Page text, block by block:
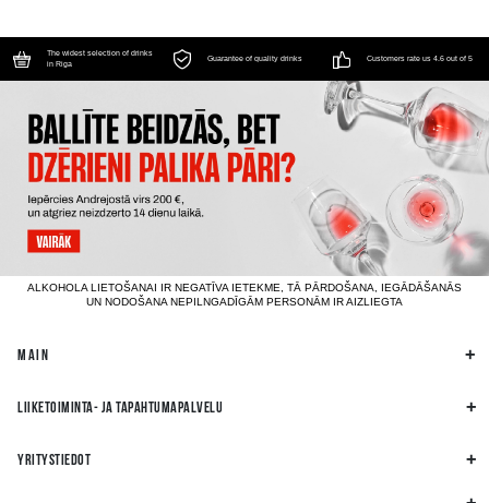
The widest selection of drinks
in Riga
Guarantee of quality drinks Customers rate us 4.6 out of 5
ALKOHOLA LIETOŠANAI IR NEGATĪVA IETEKME, TĀ PĀRDOŠANA, IEGĀDĀŠANĀS
UN NODOŠANA NEPILNGADĪGĀM PERSONĀM IR AIZLIEGTA
MAIN
LIIKETOIMINTA- JA TAPAHTUMAPALVELU
YRITYSTIEDOT